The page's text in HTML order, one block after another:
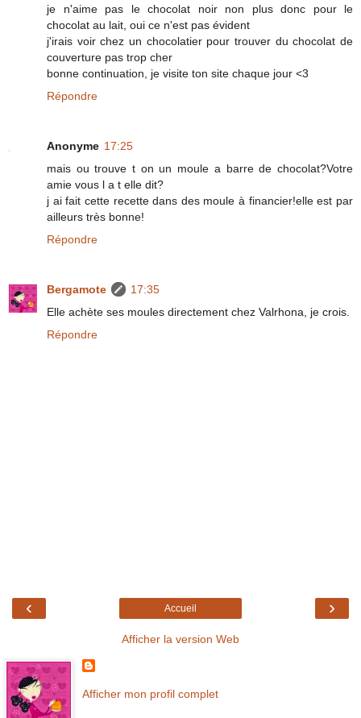
je n'aime pas le chocolat noir non plus donc pour le
chocolat au lait, oui ce n'est pas évident
j'irais voir chez un chocolatier pour trouver du chocolat de
couverture pas trop cher
bonne continuation, je visite ton site chaque jour <3
Répondre
Anonyme 17:25
mais ou trouve t on un moule a barre de chocolat?Votre
amie vous l a t elle dit?
j ai fait cette recette dans des moule à financier!elle est par
ailleurs très bonne!
Répondre
Bergamote
17:35
Elle achète ses moules directement chez Valrhona, je crois.
Répondre
‹ ›
Accueil
Afficher la version Web
Afficher mon profil complet